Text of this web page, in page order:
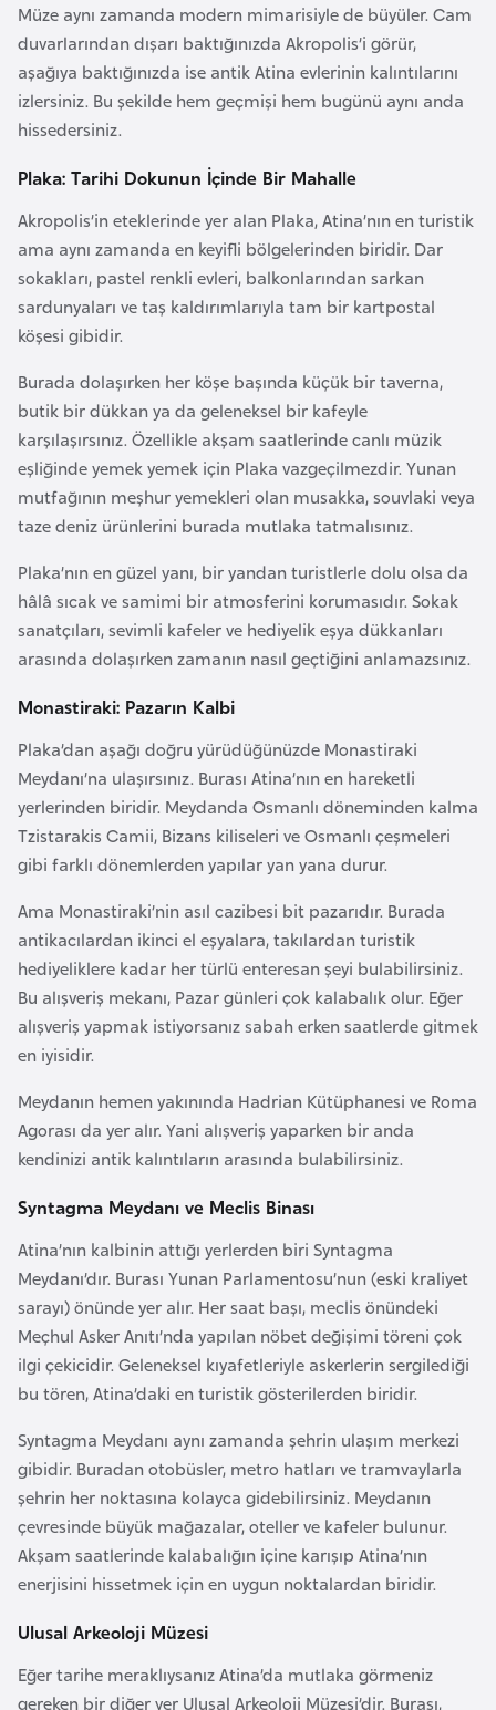
Müze aynı zamanda modern mimarisiyle de büyüler. Cam
duvarlarından dışarı baktığınızda Akropolis’i görür,
aşağıya baktığınızda ise antik Atina evlerinin kalıntılarını
izlersiniz. Bu şekilde hem geçmişi hem bugünü aynı anda
hissedersiniz.
Plaka: Tarihi Dokunun İçinde Bir Mahalle
Akropolis’in eteklerinde yer alan Plaka, Atina’nın en turistik
ama aynı zamanda en keyifli bölgelerinden biridir. Dar
sokakları, pastel renkli evleri, balkonlarından sarkan
sardunyaları ve taş kaldırımlarıyla tam bir kartpostal
köşesi gibidir.
Burada dolaşırken her köşe başında küçük bir taverna,
butik bir dükkan ya da geleneksel bir kafeyle
karşılaşırsınız. Özellikle akşam saatlerinde canlı müzik
eşliğinde yemek yemek için Plaka vazgeçilmezdir. Yunan
mutfağının meşhur yemekleri olan musakka, souvlaki veya
taze deniz ürünlerini burada mutlaka tatmalısınız.
Plaka’nın en güzel yanı, bir yandan turistlerle dolu olsa da
hâlâ sıcak ve samimi bir atmosferini korumasıdır. Sokak
sanatçıları, sevimli kafeler ve hediyelik eşya dükkanları
arasında dolaşırken zamanın nasıl geçtiğini anlamazsınız.
Monastiraki: Pazarın Kalbi
Plaka’dan aşağı doğru yürüdüğünüzde Monastiraki
Meydanı’na ulaşırsınız. Burası Atina’nın en hareketli
yerlerinden biridir. Meydanda Osmanlı döneminden kalma
Tzistarakis Camii, Bizans kiliseleri ve Osmanlı çeşmeleri
gibi farklı dönemlerden yapılar yan yana durur.
Ama Monastiraki’nin asıl cazibesi bit pazarıdır. Burada
antikacılardan ikinci el eşyalara, takılardan turistik
hediyeliklere kadar her türlü enteresan şeyi bulabilirsiniz.
Bu alışveriş mekanı, Pazar günleri çok kalabalık olur. Eğer
alışveriş yapmak istiyorsanız sabah erken saatlerde gitmek
en iyisidir.
Meydanın hemen yakınında Hadrian Kütüphanesi ve Roma
Agorası da yer alır. Yani alışveriş yaparken bir anda
kendinizi antik kalıntıların arasında bulabilirsiniz.
Syntagma Meydanı ve Meclis Binası
Atina’nın kalbinin attığı yerlerden biri Syntagma
Meydanı’dır. Burası Yunan Parlamentosu’nun (eski kraliyet
sarayı) önünde yer alır. Her saat başı, meclis önündeki
Meçhul Asker Anıtı’nda yapılan nöbet değişimi töreni çok
ilgi çekicidir. Geleneksel kıyafetleriyle askerlerin sergilediği
bu tören, Atina’daki en turistik gösterilerden biridir.
Syntagma Meydanı aynı zamanda şehrin ulaşım merkezi
gibidir. Buradan otobüsler, metro hatları ve tramvaylarla
şehrin her noktasına kolayca gidebilirsiniz. Meydanın
çevresinde büyük mağazalar, oteller ve kafeler bulunur.
Akşam saatlerinde kalabalığın içine karışıp Atina’nın
enerjisini hissetmek için en uygun noktalardan biridir.
Ulusal Arkeoloji Müzesi
Eğer tarihe meraklıysanız Atina’da mutlaka görmeniz
gereken bir diğer yer Ulusal Arkeoloji Müzesi’dir. Burası,
i
k
a
B
e
i
n
o
s
n
a
H
e
r
e
k
u
g
a
r
i
s
t
a
n
B
u
k
i
n
a
a
s
o
Ç
d
Ç
e
k
C
h